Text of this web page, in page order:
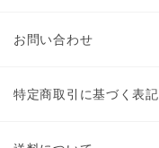
お問い合わせ
特定商取引に基づく表記